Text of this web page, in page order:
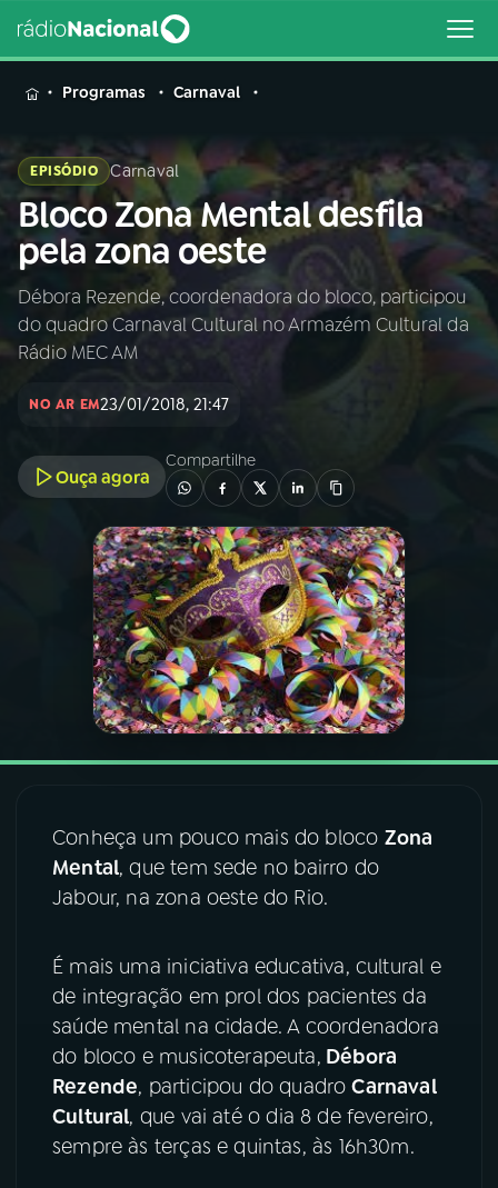
MENU
Buscar
na
Rádio
Nacional
Buscar
AO VIVO
01INÍCIO
02A RÁDIO
PROGRAMAÇÃO
PROGRAMAS
PODCASTS
06VIDEOCASTS
07 ÚLTIMAS
ACOMPANHE A RÁDIO NACIONAL
YouTube Facebook
Instagram X
TikTok
Programas Carnaval
EPISÓDIO Carnaval
Bloco Zona Mental desfila
pela zona oeste
Débora Rezende, coordenadora do bloco, participou
do quadro Carnaval Cultural no Armazém Cultural da
Rádio MEC AM
NO AR EM23/01/2018, 21:47
Ouça agora
Compartilhe
Conheça um pouco mais do bloco Zona
Mental, que tem sede no bairro do
Jabour, na zona oeste do Rio.
É mais uma iniciativa educativa, cultural e
de integração em prol dos pacientes da
saúde mental na cidade. A coordenadora
do bloco e musicoterapeuta, Débora
Rezende, participou do quadroCarnaval
Cultural, que vai até o dia 8 de fevereiro,
sempre às terças e quintas, às 16h30m.